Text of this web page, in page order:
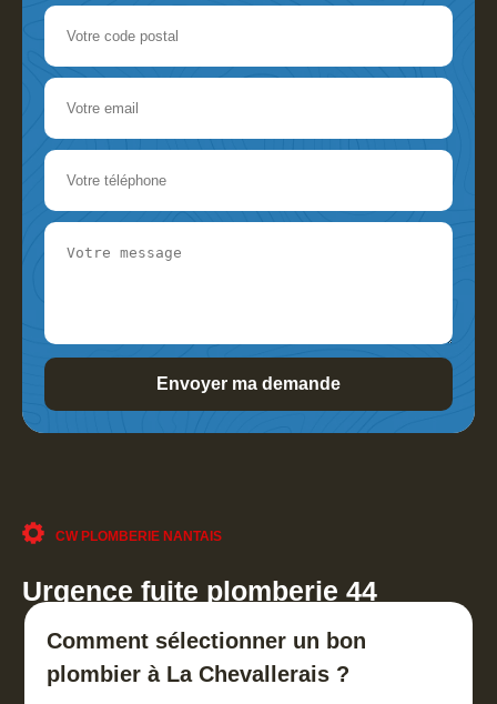
CW PLOMBERIE NANTAIS
Urgence fuite plomberie 44
Comment sélectionner un bon
plombier à La Chevallerais ?